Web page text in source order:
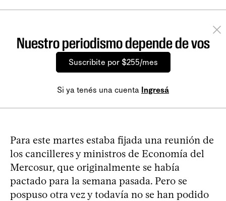
Nuestro periodismo depende de vos
Suscribite por $255/mes
Si ya tenés una cuenta Ingresá
Para este martes estaba fijada una reunión de
los cancilleres y ministros de Economía del
Mercosur, que originalmente se había
pactado para la semana pasada. Pero se
pospuso otra vez y todavía no se han podido